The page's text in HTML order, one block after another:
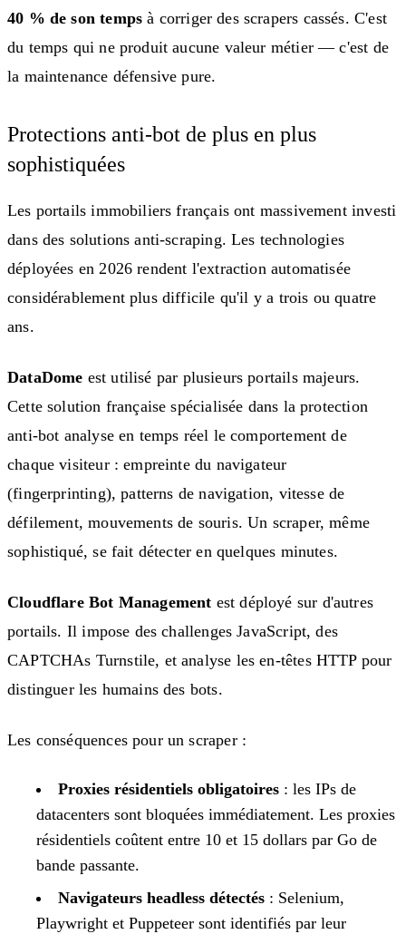
40 % de son temps à corriger des scrapers cassés. C'est
du temps qui ne produit aucune valeur métier — c'est de
la maintenance défensive pure.
Protections anti-bot de plus en plus
sophistiquées
Les portails immobiliers français ont massivement investi
dans des solutions anti-scraping. Les technologies
déployées en 2026 rendent l'extraction automatisée
considérablement plus difficile qu'il y a trois ou quatre
ans.
DataDome est utilisé par plusieurs portails majeurs.
Cette solution française spécialisée dans la protection
anti-bot analyse en temps réel le comportement de
chaque visiteur : empreinte du navigateur
(fingerprinting), patterns de navigation, vitesse de
défilement, mouvements de souris. Un scraper, même
sophistiqué, se fait détecter en quelques minutes.
Cloudflare Bot Management est déployé sur d'autres
portails. Il impose des challenges JavaScript, des
CAPTCHAs Turnstile, et analyse les en-têtes HTTP pour
distinguer les humains des bots.
Les conséquences pour un scraper :
Proxies résidentiels obligatoires : les IPs de
datacenters sont bloquées immédiatement. Les proxies
résidentiels coûtent entre 10 et 15 dollars par Go de
bande passante.
Navigateurs headless détectés : Selenium,
Playwright et Puppeteer sont identifiés par leur